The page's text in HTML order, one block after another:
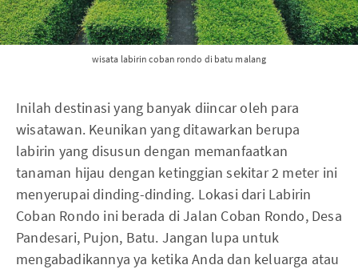
wisata labirin coban rondo di batu malang
Inilah destinasi yang banyak diincar oleh para
wisatawan. Keunikan yang ditawarkan berupa
labirin yang disusun dengan memanfaatkan
tanaman hijau dengan ketinggian sekitar 2 meter ini
menyerupai dinding-dinding. Lokasi dari Labirin
Coban Rondo ini berada di Jalan Coban Rondo, Desa
Pandesari, Pujon, Batu. Jangan lupa untuk
mengabadikannya ya ketika Anda dan keluarga atau